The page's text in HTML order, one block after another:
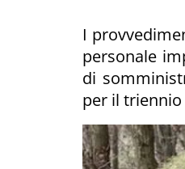
I
personale
di
per il triennio